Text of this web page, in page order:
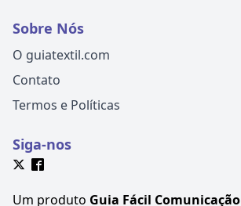
Sobre Nós
O guiatextil.com
Contato
Termos e Políticas
Siga-nos
Um produto Guia Fácil Comunicação